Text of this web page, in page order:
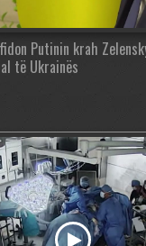
Putinin krah
të Ukrainës